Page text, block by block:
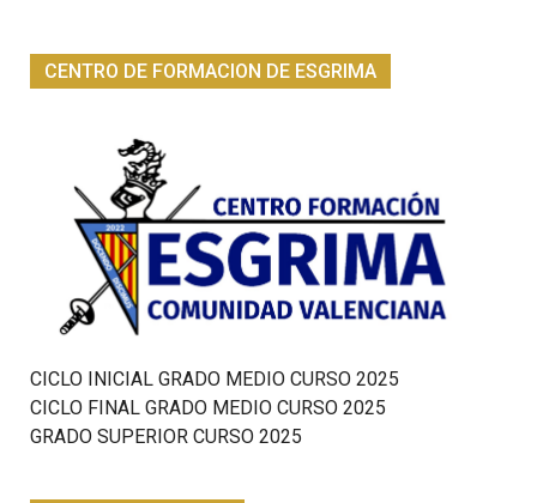
CENTRO DE FORMACION DE ESGRIMA
CICLO INICIAL GRADO MEDIO CURSO 2025
CICLO FINAL GRADO MEDIO CURSO 2025
GRADO SUPERIOR CURSO 2025